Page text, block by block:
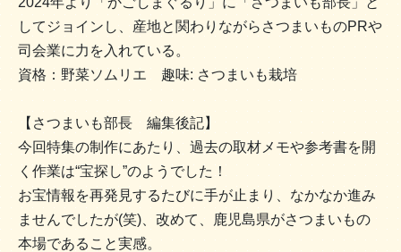
してジョインし、産地と関わりながらさつまいものPRや
司会業に力を入れている。
資格：野菜ソムリエ 趣味: さつまいも栽培
【さつまいも部長 編集後記】
今回特集の制作にあたり、過去の取材メモや参考書を開
く作業は“宝探し”のようでした！
お宝情報を再発見するたびに手が止まり、なかなか進み
ませんでしたが(笑)、改めて、鹿児島県がさつまいもの
本場であること実感。